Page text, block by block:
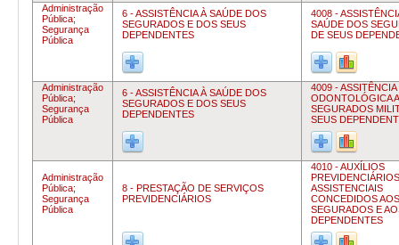
Administração
Pública;
Segurança
Pública
6 - ASSISTÊNCIA À SAÚDE DOS
SEGURADOS E DOS SEUS
DEPENDENTES
4008 -
SAÚDE DOS
DE SEUS
Administração
Pública;
Segurança
Pública
6 - ASSISTÊNCIA À SAÚDE DOS
SEGURADOS E DOS SEUS
DEPENDENTES
4009 - ASSITÊNCIA
ODONTOLÓGICA
SEGURADOS
SEUS
Administração
Pública;
Segurança
Pública
8 - PRESTAÇÃO DE SERVIÇOS
PREVIDENCIÁRIOS
4010 - AUXÍLIOS
ASSISTENCIAIS
CONCEDIDOS AOS
SEGURADOS E
DEPENDENTES